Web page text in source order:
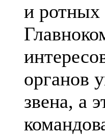
и ротных
органов
звена, а